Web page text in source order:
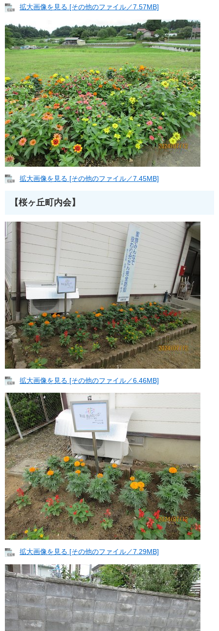
拡大画像を見る [その他のファイル／7.57MB]
拡大画像を見る [その他のファイル／7.45MB]
【桜ヶ丘町内会】
拡大画像を見る [その他のファイル／6.46MB]
拡大画像を見る [その他のファイル／7.29MB]